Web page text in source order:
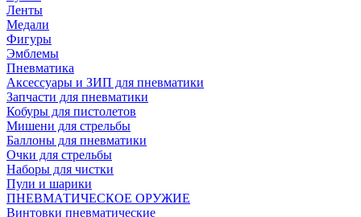
Ленты
Медали
Фигуры
Эмблемы
Пневматика
Аксессуары и ЗИП для пневматики
Запчасти для пневматики
Кобуры для пистолетов
Мишени для стрельбы
Баллоны для пневматики
Очки для стрельбы
Наборы для чистки
Пули и шарики
ПНЕВМАТИЧЕСКОЕ ОРУЖИЕ
Винтовки пневматические